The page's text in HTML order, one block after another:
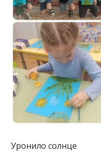
Уронило солнце